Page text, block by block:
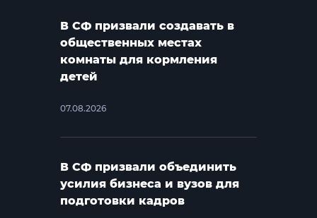
В СФ призвали создавать в
общественных местах
комнаты для кормления
детей
07.08.2026
В СФ призвали объединить
усилия бизнеса и вузов для
подготовки кадров